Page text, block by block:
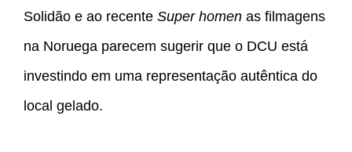
Solidão e ao recente Super homen as filmagens
na Noruega parecem sugerir que o DCU está
investindo em uma representação autêntica do
local gelado.